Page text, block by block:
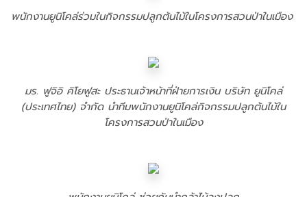
พนักงานยูนิโคล่ร่วมในกิจกรรมปลูกต้นไม้ในโครงการสวนป่าในเมือง
มร. ฟูจิอิ คิโยฟูสะ ประธานเจ้าหน้าที่ฝ่ายการเงิน บริษัท ยูนิโคล่
(ประเทศไทย) จำกัด นำทีมพนักงานยูนิโคล่กิจกรรมปลูกต้นไม้ใน
โครงการสวนป่าในเมือง